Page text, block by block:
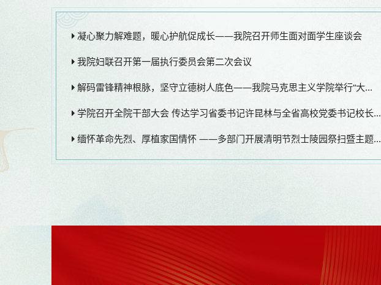
凝心聚力解难题，暖心护航促成长——我院召开师生面对面学生座谈会
我院妇联召开第一届执行委员会第二次会议
解码雷锋精神根脉，坚守立德树人底色——我院马克思主义学院举行“大...
学院召开全院干部大会 传达学习省委书记许昆林与全省高校党委书记校长...
缅怀革命先烈、厚植家国情怀 ——多部门开展清明节烈士陵园祭扫暨主题...